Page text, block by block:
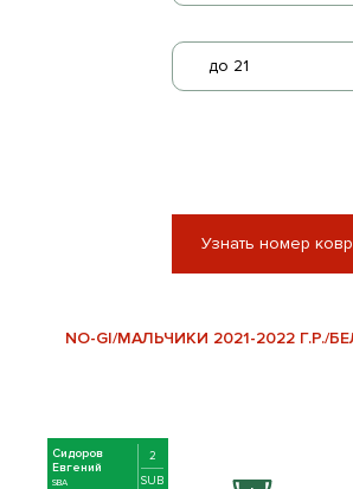
до 21
Узнать номер
NO-GI/МАЛЬЧИКИ 2021-2022 Г.Р./
Сидоров
Евгений
SBA
2
SUB